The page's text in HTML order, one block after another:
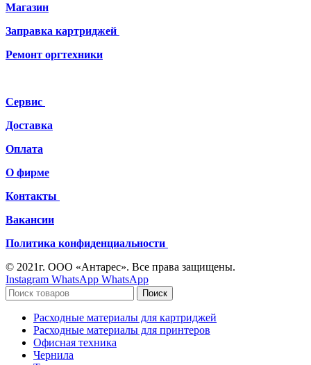
Магазин
Заправка картриджей
Ремонт оргтехники
Сервис
Доставка
Оплата
О фирме
Контакты
Вакансии
Политика конфиденциальности
© 2021г. ООО «Антарес». Все права защищены.
Instagram WhatsApp WhatsApp
Поиск
Расходные материалы для картриджей
Расходные материалы для принтеров
Офисная техника
Чернила